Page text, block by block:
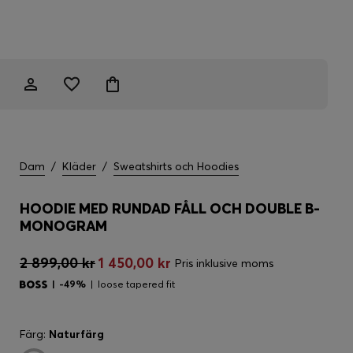
Dam / Kläder / Sweatshirts och Hoodies
HOODIE MED RUNDAD FÅLL OCH DOUBLE B-
MONOGRAM
2 899,00 kr1 450,00 kr Pris inklusive moms
-49% loose tapered fit
Färg: Naturfärg